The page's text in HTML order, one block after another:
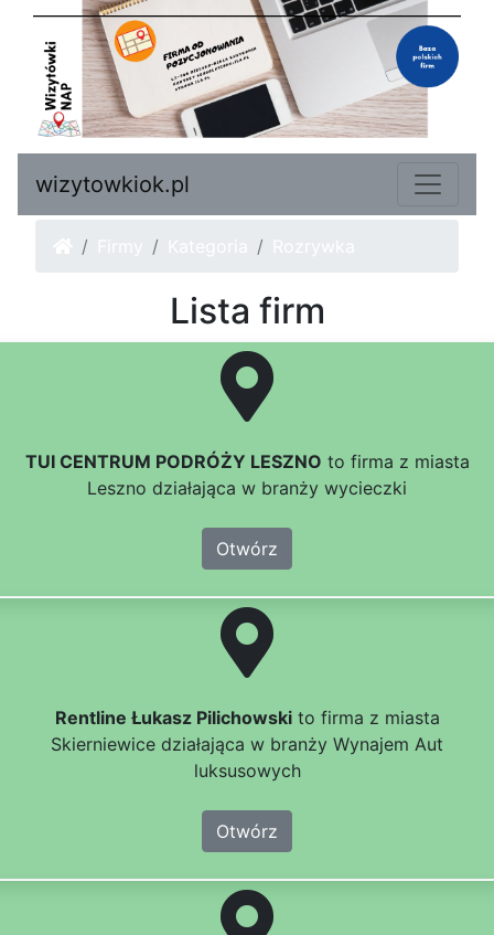
wizytowkiok.pl
Lista firm
TUI CENTRUM PODRÓŻY LESZNO to firma z miasta
Leszno działająca w branży wycieczki
Otwórz
Rentline Łukasz Pilichowskito firma z miasta
Skierniewice działająca w branży Wynajem Aut
luksusowych
Otwórz